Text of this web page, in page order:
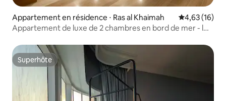
Appartement en résidence ⋅ Ras al Khaimah Évaluation
4,63 (16)
Appartement de luxe de 2 chambres en bord de mer - l
Superhôte
Superhôte